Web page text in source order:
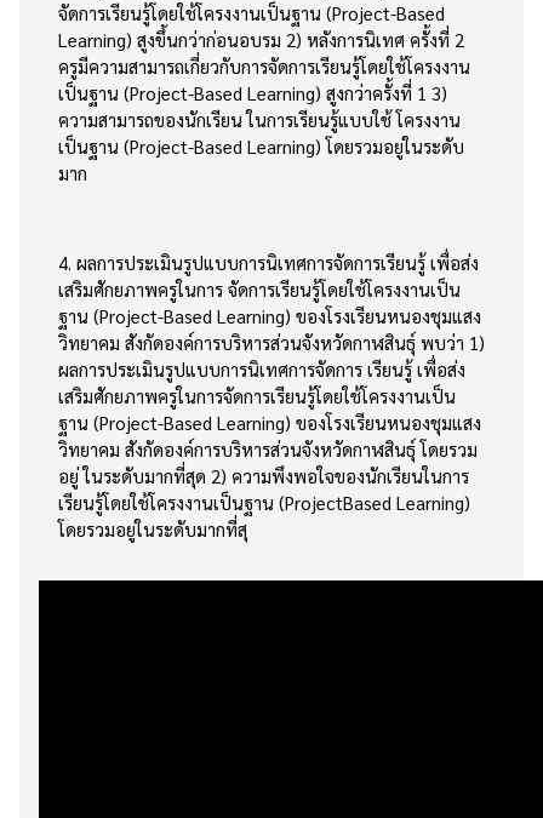
จัดการเรียนรู้โดยใช้โครงงานเป็นฐาน (Project-Based
Learning) สูงขึ้นกว่าก่อนอบรม 2) หลังการนิเทศ ครั้งที่ 2
ครูมีความสามารถเกี่ยวกับการจัดการเรียนรู้โดยใช้โครงงาน
เป็นฐาน (Project-Based Learning) สูงกว่าครั้งที่ 1 3)
ความสามารถของนักเรียน ในการเรียนรู้แบบใช้ โครงงาน
เป็นฐาน (Project-Based Learning) โดยรวมอยู่ในระดับ
มาก
4. ผลการประเมินรูปแบบการนิเทศการจัดการเรียนรู้ เพื่อส่ง
เสริมศักยภาพครูในการ จัดการเรียนรู้โดยใช้โครงงานเป็น
ฐาน (Project-Based Learning) ของโรงเรียนหนองชุมแสง
วิทยาคม สังกัดองค์การบริหารส่วนจังหวัดกาฬสินธุ์ พบว่า 1)
ผลการประเมินรูปแบบการนิเทศการจัดการ เรียนรู้ เพื่อส่ง
เสริมศักยภาพครูในการจัดการเรียนรู้โดยใช้โครงงานเป็น
ฐาน (Project-Based Learning) ของโรงเรียนหนองชุมแสง
วิทยาคม สังกัดองค์การบริหารส่วนจังหวัดกาฬสินธุ์ โดยรวม
อยู่ ในระดับมากที่สุด 2) ความพึงพอใจของนักเรียนในการ
เรียนรู้โดยใช้โครงงานเป็นฐาน (ProjectBased Learning)
โดยรวมอยู่ในระดับมากที่สุ